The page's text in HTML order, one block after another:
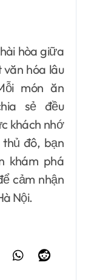
hòa giữa
hóa lâu
món ăn
sẻ đều
khách nhớ
đô, bạn
khám phá
cảm nhận
Nội.